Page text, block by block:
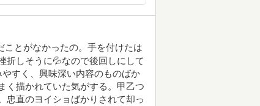
とがなかったの。手を付けたは
折しそうに💦なので後回しにして
すく、興味深い内容のものばか
く描かれていた気がする。甲乙つ
忠直のヨイショばかりされて却っ